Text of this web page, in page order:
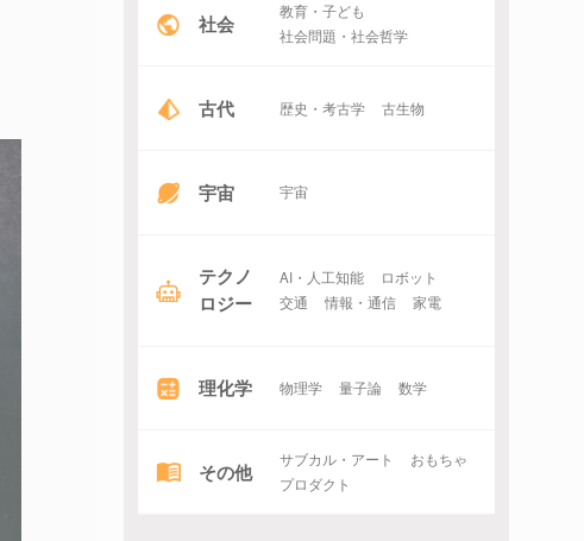
社会
教育・子ども
社会問題・社会哲学
古代 歴史・考古学 古生物
宇宙 宇宙
テクノ
ロジー
AI・人工知能
ロボット
交通
情報・通信 家電
理化学 物理学 量子論 数学
その他 サブカル・アート
おもちゃ
プロダクト